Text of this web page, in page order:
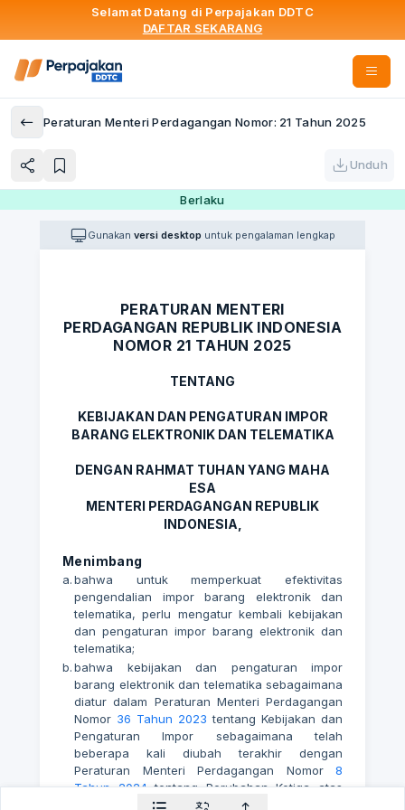
Selamat Datang di Perpajakan DDTC
DAFTAR SEKARANG
Peraturan Menteri Perdagangan Nomor: 21 Tahun 2025
Unduh
Berlaku
Gunakan versi desktop untuk pengalaman lengkap
PERATURAN MENTERI
PERDAGANGAN REPUBLIK INDONESIA
NOMOR 21 TAHUN 2025
TENTANG
KEBIJAKAN DAN PENGATURAN IMPOR
BARANG ELEKTRONIK DAN TELEMATIKA
DENGAN RAHMAT TUHAN YANG MAHA
ESA
MENTERI PERDAGANGAN REPUBLIK
INDONESIA,
Menimbang
a.bahwa untuk memperkuat efektivitas
pengendalian impor barang elektronik dan
telematika, perlu mengatur kembali kebijakan
dan pengaturan impor barang elektronik dan
telematika;
b.bahwa kebijakan dan pengaturan impor
barang elektronik dan telematika sebagaimana
diatur dalam Peraturan Menteri Perdagangan
Nomor 36 Tahun 2023 tentang Kebijakan dan
Pengaturan Impor sebagaimana telah
beberapa kali diubah terakhir dengan
Peraturan Menteri Perdagangan Nomor 8
Tahun 2024tentang Perubahan Ketiga atas
Peraturan Menteri Perdagangan Nomor